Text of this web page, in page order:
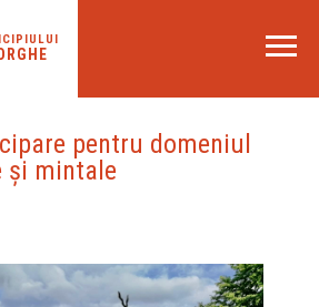
pentru domeniul
și mintale